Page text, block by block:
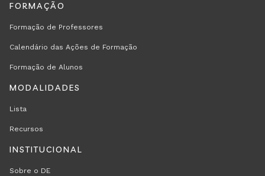
FORMAÇÃO
Formação de Professores
Calendário das Ações de Formação
Formação de Alunos
MODALIDADES
Lista
Recursos
INSTITUCIONAL
Sobre o DE